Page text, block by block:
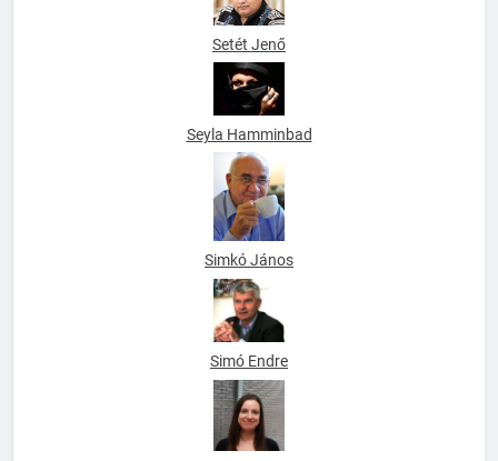
Setét Jenő
Seyla Hamminbad
Simkó János
Simó Endre